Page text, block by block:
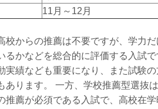
11月～12月
校からの推薦は不要ですが、学力
るかなどを総合的に評価する入試
実績なども重要になり、また試験
あります。 一方、学校推薦型選抜
推薦が必須である入試で、高校在